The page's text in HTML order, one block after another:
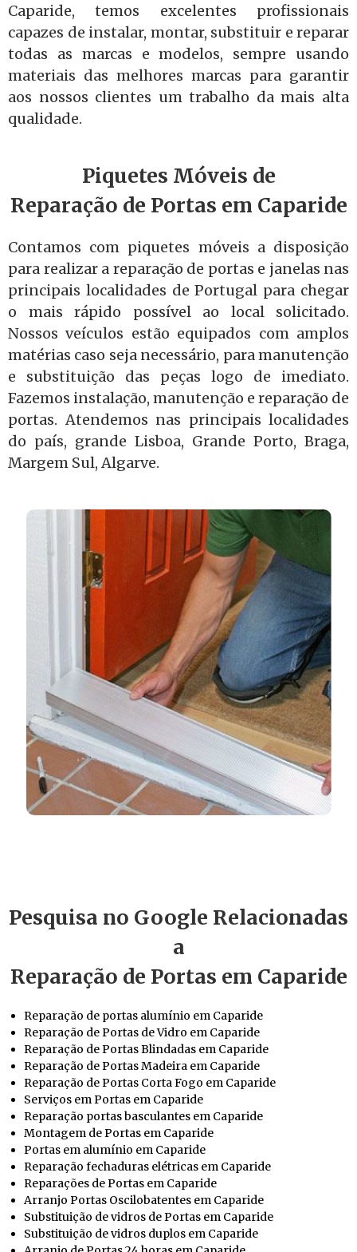
Caparide, temos excelentes profissionais
capazes de instalar, montar, substituir e reparar
todas as marcas e modelos, sempre usando
materiais das melhores marcas para garantir
aos nossos clientes um trabalho da mais alta
qualidade.
Piquetes Móveis de
Reparação de Portas em Caparide
Contamos com piquetes móveis a disposição
para realizar a reparação de portas e janelas nas
principais localidades de Portugal para chegar
o mais rápido possível ao local solicitado.
Nossos veículos estão equipados com amplos
matérias caso seja necessário, para manutenção
e substituição das peças logo de imediato.
Fazemos instalação, manutenção e reparação de
portas. Atendemos nas principais localidades
do país, grande Lisboa, Grande Porto, Braga,
Margem Sul, Algarve.
Pesquisa no Google Relacionadas
a
Reparação de Portas em Caparide
Reparação de portas alumínio em Caparide
Reparação de Portas de Vidro em Caparide
Reparação de Portas Blindadas em Caparide
Reparação de Portas Madeira em Caparide
Reparação de Portas Corta Fogo em Caparide
Serviços em Portas em Caparide
Reparação portas basculantes em Caparide
Montagem de Portas em Caparide
Portas em alumínio em Caparide
Reparação fechaduras elétricas em Caparide
Reparações de Portas em Caparide
Arranjo Portas Oscilobatentes em Caparide
Substituição de vidros de Portas em Caparide
Substituição de vidros duplos em Caparide